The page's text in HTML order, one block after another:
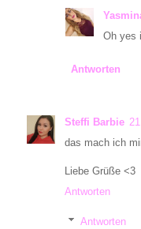
Oh yes
Antworten
Steffi Barbie
das mach ich
Liebe Grüße <3
Antworten
Antworten